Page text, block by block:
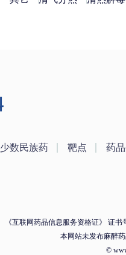
少数民族药 靶点 药
《互联网药品信息服务资格证》 证书
本网站未发布麻醉
©